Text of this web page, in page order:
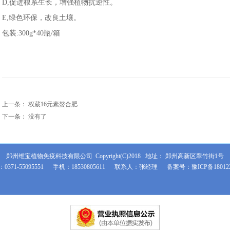
D,促进根系生长，增强植物抗逆性。
E,绿色环保，改良土壤。
包装:300g*40瓶/箱
上一条： 权葳16元素螯合肥
下一条： 没有了
郑州维宝植物免疫科技有限公司
Copyright(C)2018 地址： 郑州高新区翠竹街1号
0371-55095551 手机：18530805611 联系人：张经理 备案号：豫ICP备